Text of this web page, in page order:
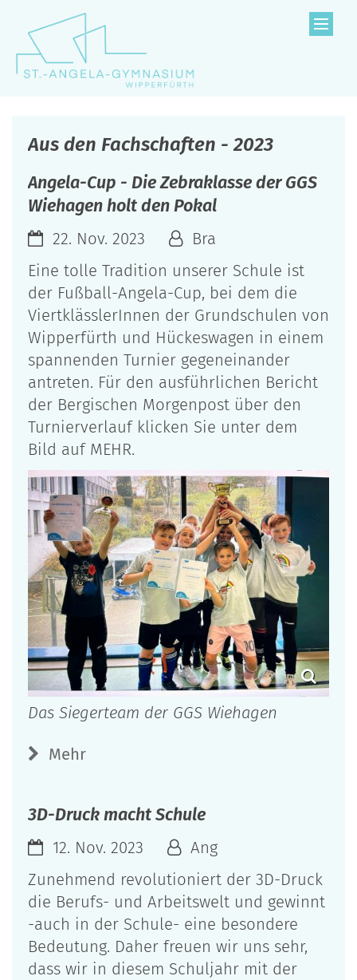
Zum Inhalt springen
Aus den Fachschaften - 2023
Angela-Cup - Die Zebraklasse der GGS
Wiehagen holt den Pokal
22. Nov. 2023
Bra
Eine tolle Tradition unserer Schule ist
der Fußball-Angela-Cup, bei dem die
ViertklässlerInnen der Grundschulen von
Wipperfürth und Hückeswagen in einem
spannenden Turnier gegeneinander
antreten. Für den ausführlichen Bericht
der Bergischen Morgenpost über den
Turnierverlauf klicken Sie unter dem
Bild auf MEHR.
Das Siegerteam der GGS Wiehagen
Mehr
3D-Druck macht Schule
12. Nov. 2023
Ang
Zunehmend revolutioniert der 3D-Druck
die Berufs- und Arbeitswelt und gewinnt
-auch in der Schule- eine besondere
Bedeutung. Daher freuen wir uns sehr,
dass wir in diesem Schuljahr mit der